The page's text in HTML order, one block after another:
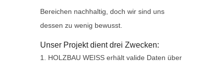
Bereichen nachhaltig, doch wir sind uns
dessen zu wenig bewusst.
Unser Projekt dient drei Zwecken:
HOLZBAU WEISS erhält valide Daten über